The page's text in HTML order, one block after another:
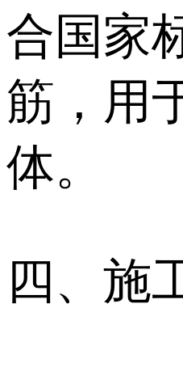
合国家
筋，用
体。
四、施